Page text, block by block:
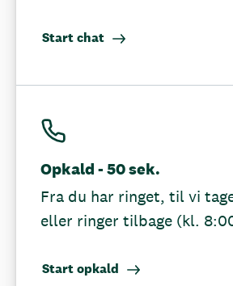
Start chat
Opkald - 50 sek.
Fra du har ringet, til vi
eller ringer tilbage (kl.
Start opkald